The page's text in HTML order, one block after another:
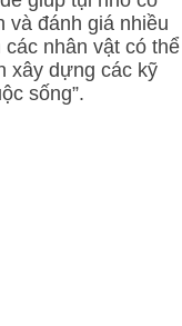
và đánh giá nhiều
các nhân vật có thể
xây dựng các kỹ
sống”.